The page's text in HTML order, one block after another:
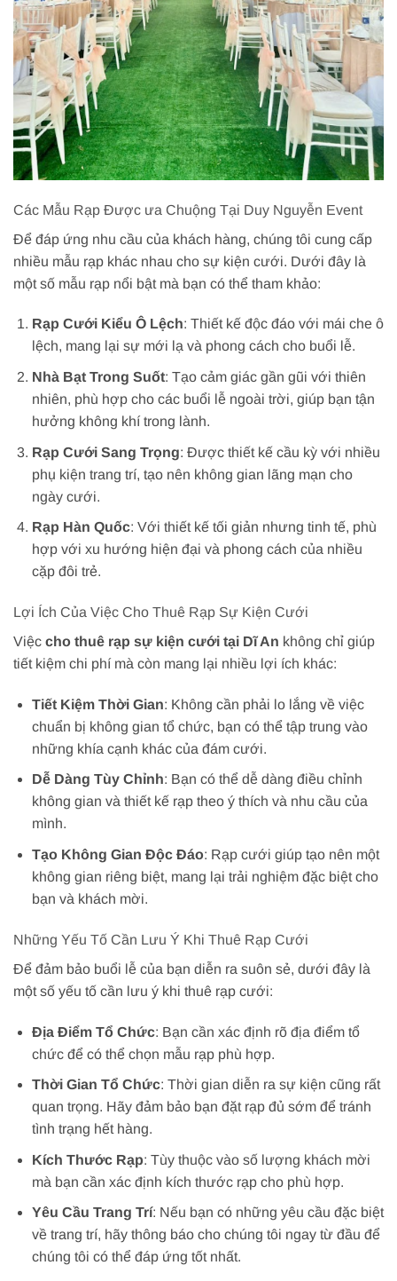
Các Mẫu Rạp Được ưa Chuộng Tại Duy Nguyễn Event
Để đáp ứng nhu cầu của khách hàng, chúng tôi cung cấp
nhiều mẫu rạp khác nhau cho sự kiện cưới. Dưới đây là
một số mẫu rạp nổi bật mà bạn có thể tham khảo:
Rạp Cưới Kiểu Ô Lệch: Thiết kế độc đáo với mái che ô
lệch, mang lại sự mới lạ và phong cách cho buổi lễ.
Nhà Bạt Trong Suốt: Tạo cảm giác gần gũi với thiên
nhiên, phù hợp cho các buổi lễ ngoài trời, giúp bạn tận
hưởng không khí trong lành.
Rạp Cưới Sang Trọng: Được thiết kế cầu kỳ với nhiều
phụ kiện trang trí, tạo nên không gian lãng mạn cho
ngày cưới.
Rạp Hàn Quốc: Với thiết kế tối giản nhưng tinh tế, phù
hợp với xu hướng hiện đại và phong cách của nhiều
cặp đôi trẻ.
Lợi Ích Của Việc Cho Thuê Rạp Sự Kiện Cưới
Việc cho thuê rạp sự kiện cưới tại Dĩ An không chỉ giúp
tiết kiệm chi phí mà còn mang lại nhiều lợi ích khác:
Tiết Kiệm Thời Gian: Không cần phải lo lắng về việc
chuẩn bị không gian tổ chức, bạn có thể tập trung vào
những khía cạnh khác của đám cưới.
Dễ Dàng Tùy Chỉnh: Bạn có thể dễ dàng điều chỉnh
không gian và thiết kế rạp theo ý thích và nhu cầu của
mình.
Tạo Không Gian Độc Đáo: Rạp cưới giúp tạo nên một
không gian riêng biệt, mang lại trải nghiệm đặc biệt cho
bạn và khách mời.
Những Yếu Tố Cần Lưu Ý Khi Thuê Rạp Cưới
Để đảm bảo buổi lễ của bạn diễn ra suôn sẻ, dưới đây là
một số yếu tố cần lưu ý khi thuê rạp cưới:
Địa Điểm Tổ Chức: Bạn cần xác định rõ địa điểm tổ
chức để có thể chọn mẫu rạp phù hợp.
Thời Gian Tổ Chức: Thời gian diễn ra sự kiện cũng rất
quan trọng. Hãy đảm bảo bạn đặt rạp đủ sớm để tránh
tình trạng hết hàng.
Kích Thước Rạp: Tùy thuộc vào số lượng khách mời
mà bạn cần xác định kích thước rạp cho phù hợp.
Yêu Cầu Trang Trí: Nếu bạn có những yêu cầu đặc biệt
về trang trí, hãy thông báo cho chúng tôi ngay từ đầu để
chúng tôi có thể đáp ứng tốt nhất.